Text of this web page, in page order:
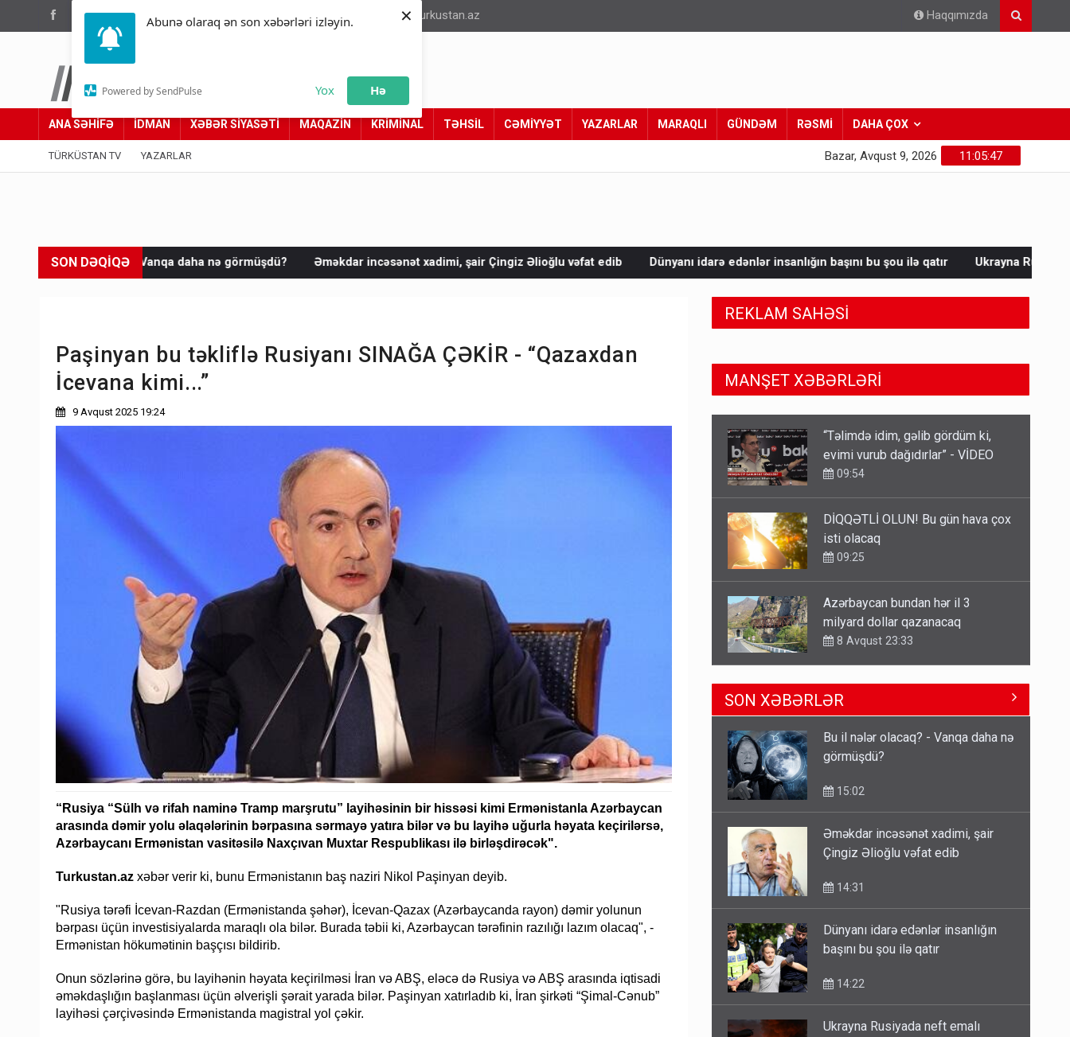
Abunə olaraq ən son xəbərləri izləyin.
Powered by SendPulse Yox Hə
×
(012) 449 94 05 info@turkustan.az Haqqımızda
Türküstan.az
Adımız yolumuzdur
ANA SƏHİFƏ İDMAN XƏBƏR SİYASƏTİ MAQAZİN KRİMİNAL TƏHSİL CƏMİYYƏT YAZARLAR MARAQLI GÜNDƏM RƏSMİ DAHA ÇOX
TÜRKÜSTAN TV YAZARLAR 11:05:48
Bazar, Avqust 9, 2026
SON DƏQİQƏ
- Vanqa daha nə görmüşdü? Əməkdar incəsənət xadimi, şair Çingiz Əlioğlu vəfat edib Dünyanı idarə edənlər insanlığın başını bu şou ilə qatır Ukrayna Rusiyada neft emalı
Paşinyan bu təkliflə Rusiyanı SINAĞA ÇƏKİR - “Qazaxdan
İcevana kimi...”
9 Avqust 2025 19:24
“Rusiya “Sülh və rifah naminə Tramp marşrutu” layihəsinin bir hissəsi kimi Ermənistanla Azərbaycan
arasında dəmir yolu əlaqələrinin bərpasına sərmayə yatıra bilər və bu layihə uğurla həyata keçirilərsə,
Azərbaycanı Ermənistan vasitəsilə Naxçıvan Muxtar Respublikası ilə birləşdirəcək".
Turkustan.az xəbər verir ki, bunu Ermənistanın baş naziri Nikol Paşinyan deyib.
"Rusiya tərəfi İcevan-Razdan (Ermənistanda şəhər), İcevan-Qazax (Azərbaycanda rayon) dəmir yolunun
bərpası üçün investisiyalarda maraqlı ola bilər. Burada təbii ki, Azərbaycan tərəfinin razılığı lazım olacaq", -
Ermənistan hökumətinin başçısı bildirib.
Onun sözlərinə görə, bu layihənin həyata keçirilməsi İran və ABŞ, eləcə də Rusiya və ABŞ arasında iqtisadi
əməkdaşlığın başlanması üçün əlverişli şərait yarada bilər. Paşinyan xatırladıb ki, İran şirkəti “Şimal-Cənub”
layihəsi çərçivəsində Ermənistanda magistral yol çəkir.
REKLAM SAHƏSİ
MANŞET XƏBƏRLƏRİ
DİQQƏTLİ OLUN! Bu gün hava çox
isti olacaq
09:25
Azərbaycan bundan hər il 3
milyard dollar qazanacaq
8 Avqust 23:33
İrəvan dünyaya Azərbaycan
üzərindən çıxır – Mühüm etiraf
8 Avqust 23:19
Dünyanı idarə edənlər insanlığın
başını bu şou ilə qatır
intellekt - Bunları etməzdən əvvəl
10:56
evimi vurub dağıdırlar” - VİDEO
09:54
SON XƏBƏRLƏR
Bu il nələr olacaq? - Vanqa daha nə
görmüşdü?
15:02
Əməkdar incəsənət xadimi, şair
Çingiz Əlioğlu vəfat edib
14:31
Dünyanı idarə edənlər insanlığın
başını bu şou ilə qatır
14:22
Ukrayna Rusiyada neft emalı